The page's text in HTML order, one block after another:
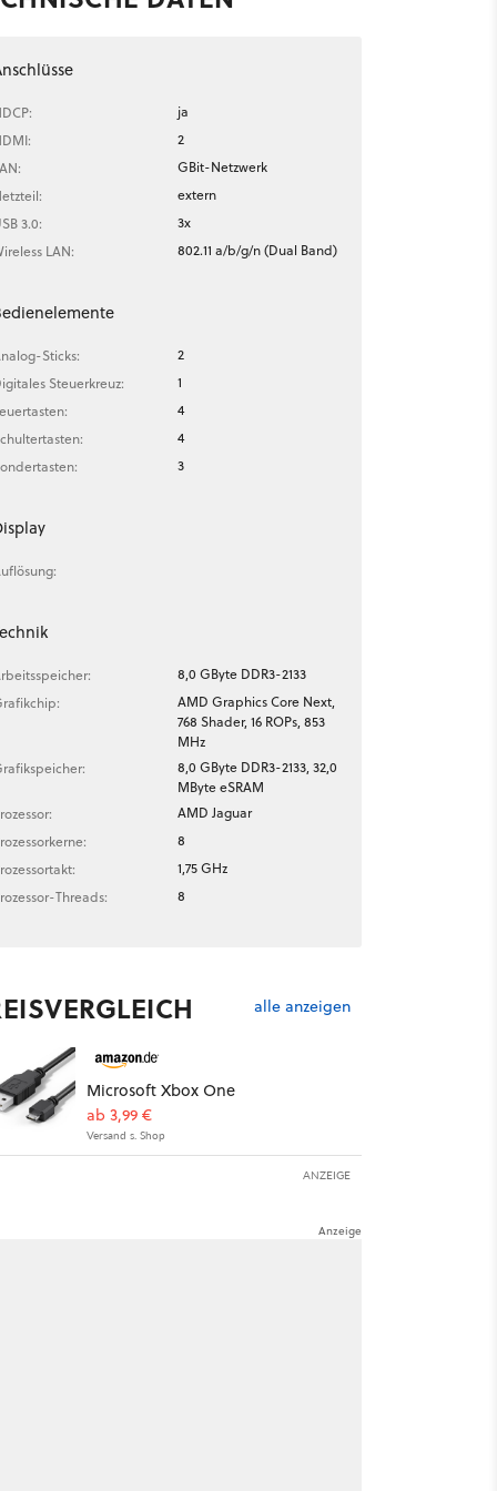
ja
2
GBit-Netzwerk
extern
3.0:
3x
LAN:
802.11 a/b/g/n (Dual Band)
Sticks:
2
Steuerkreuz:
1
4
4
3
8,0 GByte DDR3-2133
AMD Graphics Core Next,
768 Shader, 16 ROPs, 853
MHz
8,0 GByte DDR3-2133, 32,0
MByte eSRAM
AMD Jaguar
8
1,75 GHz
Threads:
8
alle anzeigen
Microsoft Xbox One
ab 3,99 €
Versand s. Shop
ANZEIGE